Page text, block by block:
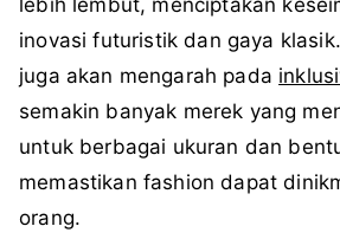
inovasi futuristik dan gaya
juga akan mengarah pada
semakin banyak merek yang
untuk berbagai ukuran dan
memastikan fashion dapat
orang.